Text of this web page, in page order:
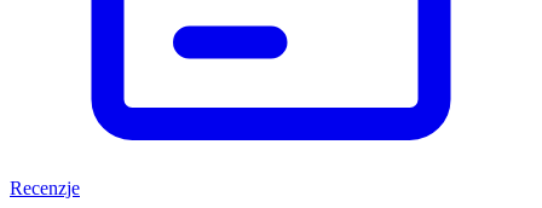
Recenzje